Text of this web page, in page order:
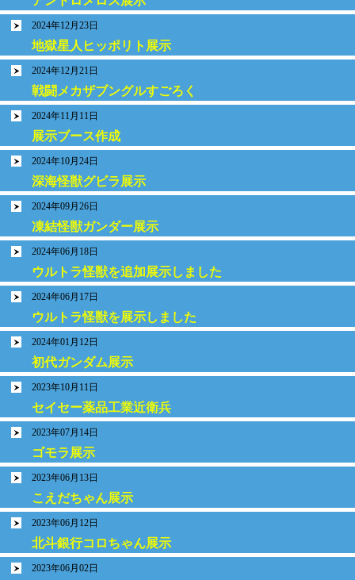
2024年12月23日
地獄星人ヒッポリト展示
2024年12月21日
戦闘メカザブングルすごろく
2024年11月11日
展示ブース作成
2024年10月24日
深海怪獣グビラ展示
2024年09月26日
凍結怪獣ガンダー展示
2024年06月18日
ウルトラ怪獣を追加展示しました
2024年06月17日
ウルトラ怪獣を展示しました
2024年01月12日
初代ガンダム展示
2023年10月11日
セイセー薬品工業近衛兵
2023年07月14日
ゴモラ展示
2023年06月13日
こえだちゃん展示
2023年06月12日
北斗銀行コロちゃん展示
2023年06月02日